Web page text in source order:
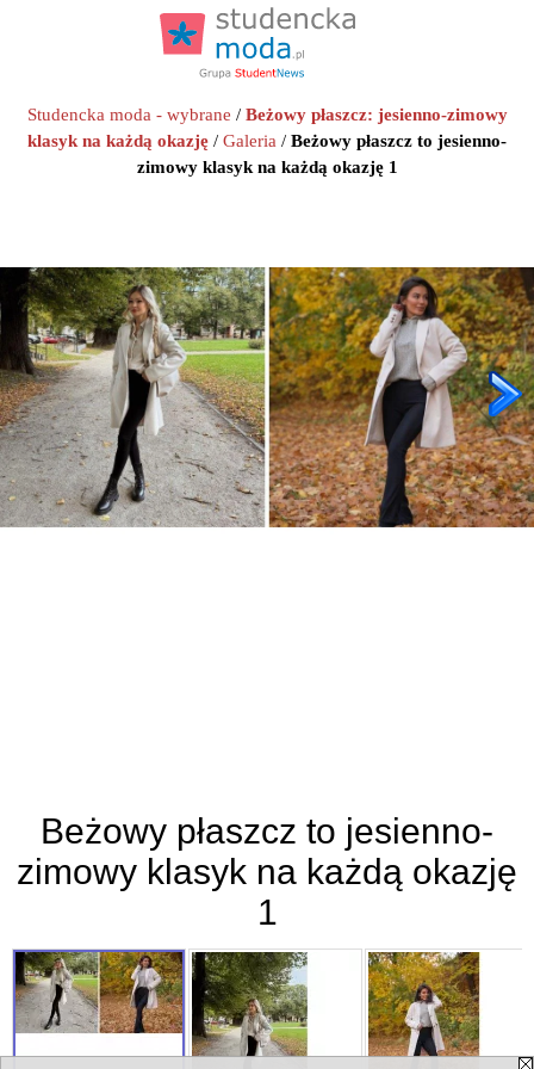
Studencka moda - wybrane / Beżowy płaszcz: jesienno-zimowy
klasyk na każdą okazję / Galeria / Beżowy płaszcz to jesienno-
zimowy klasyk na każdą okazję 1
Beżowy płaszcz to jesienno-
zimowy klasyk na każdą okazję
1